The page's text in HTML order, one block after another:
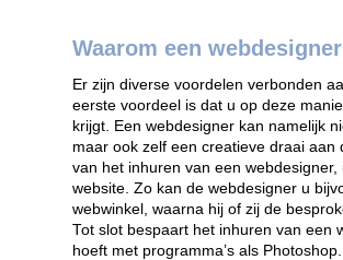
Waarom een
Er zijn diverse voordelen verbonden
eerste voordeel is dat u op deze
krijgt. Een webdesigner kan namelijk
maar ook zelf een creatieve draai
van het inhuren van een
website. Zo kan de webdesigner u
webwinkel, waarna hij of zij de
Tot slot bespaart het inhuren van een
hoeft met programma’s als Photoshop.